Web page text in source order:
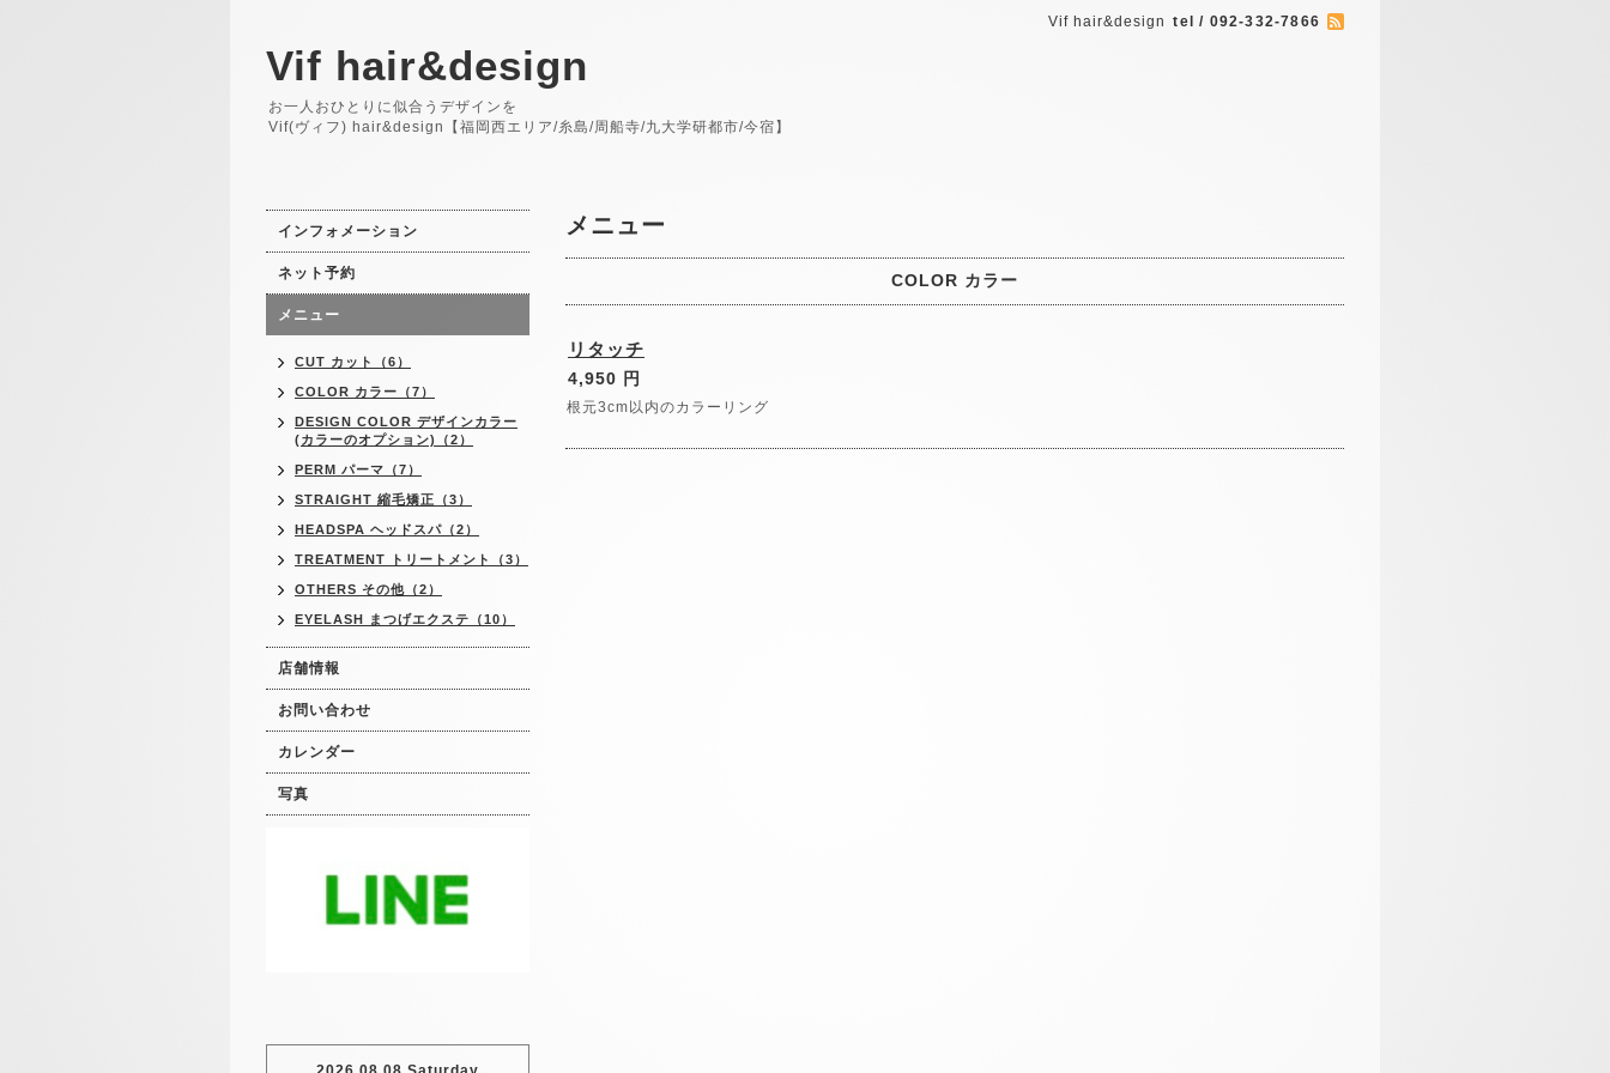
Vif hair&design tel / 092-332-7866
Vif hair&design
お一人おひとりに似合うデザインを
Vif(ヴィフ) hair&design【福岡西エリア/糸島/周船寺/九大学研都市/今宿】
メニュー
COLOR カラー
リタッチ
4,950 円
根元3cm以内のカラーリング
インフォメーション
ネット予約
メニュー
CUT カット（6）
COLOR カラー（7）
DESIGN COLOR デザインカラー
(カラーのオプション)（2）
PERM パーマ（7）
STRAIGHT 縮毛矯正（3）
HEADSPA ヘッドスパ（2）
TREATMENT トリートメント（3）
OTHERS その他（2）
EYELASH まつげエクステ（10）
店舗情報
お問い合わせ
カレンダー
写真